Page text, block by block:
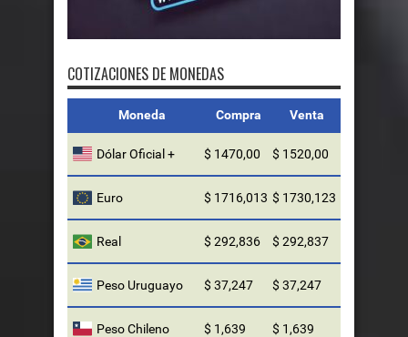
COTIZACIONES DE MONEDAS
Moneda Compra Venta
Dólar Oficial + $ 1470,00 $ 1520,00
Euro $ 1716,013 $ 1730,123
Real $ 292,836 $ 292,837
Peso Uruguayo $ 37,247 $ 37,247
Peso Chileno $ 1,639 $ 1,639